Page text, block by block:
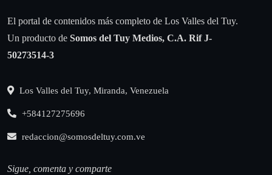
El portal de contenidos más completo de Los Valles del Tuy.
Un producto de Somos del Tuy Medios, C.A. Rif J-
50273514-3
Los Valles del Tuy, Miranda, Venezuela
+584127275696
redaccion@somosdeltuy.com.ve
Sigue, comenta y comparte